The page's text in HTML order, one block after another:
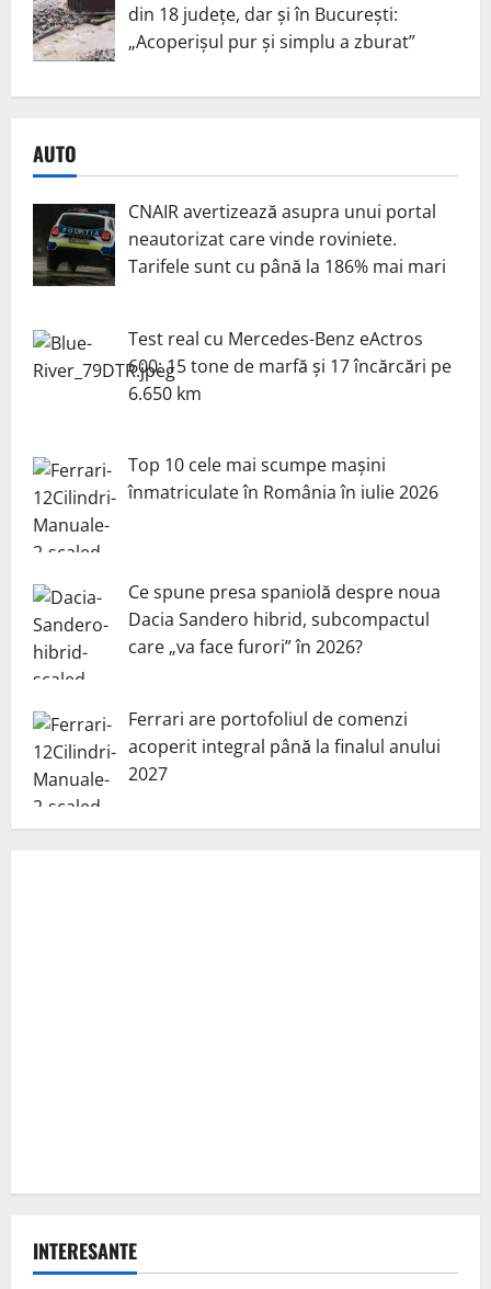
din 18 județe, dar și în București:
„Acoperișul pur și simplu a zburat”
AUTO
CNAIR avertizează asupra unui portal
neautorizat care vinde roviniete.
Tarifele sunt cu până la 186% mai mari
Test real cu Mercedes-Benz eActros
600: 15 tone de marfă și 17 încărcări pe
6.650 km
Top 10 cele mai scumpe mașini
înmatriculate în România în iulie 2026
Ce spune presa spaniolă despre noua
Dacia Sandero hibrid, subcompactul
care „va face furori” în 2026?
Ferrari are portofoliul de comenzi
acoperit integral până la finalul anului
2027
INTERESANTE